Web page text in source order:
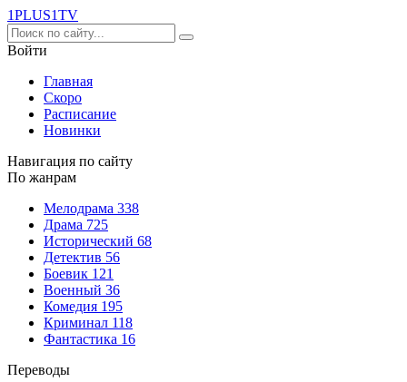
1PLUS1TV
Войти
Главная
Скоро
Расписание
Новинки
Навигация по сайту
По жанрам
Мелодрама 338
Драма 725
Исторический 68
Детектив 56
Боевик 121
Военный 36
Комедия 195
Криминал 118
Фантастика 16
Переводы